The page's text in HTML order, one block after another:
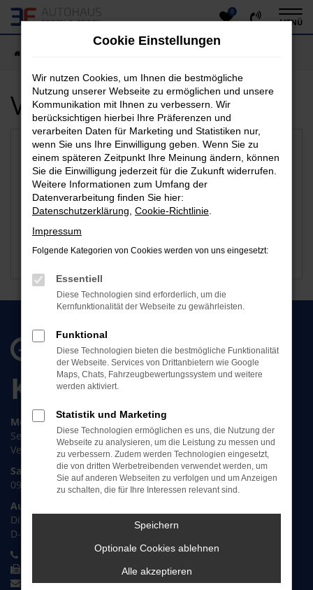
Zum
Hauptinhalt
0
MENÜ
Verfügbare Marken
Öffnungszeiten &
Kontakt
Montag bis Freitag:
Service: 07:30 bis 17:00 Uhr
Verkauf: 08:30 bis 18:00 Uhr
Samstag
09:00 bis 12:00 Uhr
Autohaus Erben & Erben
Dillfeld 31
D-35576 Wetzlar
+49 6441 87088 0
info@autohaus-erben.de
Cookie Einstellungen
Wir nutzen Cookies, um Ihnen die bestmögliche
Nutzung unserer Webseite zu ermöglichen und unsere
Kommunikation mit Ihnen zu verbessern. Wir
berücksichtigen hierbei Ihre Präferenzen und
verarbeiten Daten für Marketing und Statistiken nur,
wenn Sie uns Ihre Einwilligung geben. Wenn Sie zu
einem späteren Zeitpunkt Ihre Meinung ändern, können
Sie die Einwilligung jederzeit für die Zukunft widerrufen.
Weitere Informationen zum Umfang der
Datenverarbeitung finden Sie hier:
Datenschutzerklärung Cookie-Richtlinie
Impressum
Folgende Kategorien von Cookies werden von uns eingesetzt:
Essentiell
Diese Technologien sind erforderlich, um die
Kernfunktionalität der Webseite zu gewährleisten.
Funktional
Diese Technologien bieten die bestmögliche Funktionalität
der Webseite. Services von Drittanbietern wie Google
Maps, Chats, Fahrzeugbewertungssystem und weitere
werden aktiviert.
Statistik und Marketing
Diese Technologien ermöglichen es uns, die Nutzung der
Webseite zu analysieren, um die Leistung zu messen und
zu verbessern. Zudem werden Technologien eingesetzt,
die von dritten Werbetreibenden verwendet werden, um
Sie auf anderen Webseiten zu verfolgen und um Anzeigen
zu schalten, die für Ihre Interessen relevant sind.
Speichern
Optionale Cookies ablehnen
Alle akzeptieren